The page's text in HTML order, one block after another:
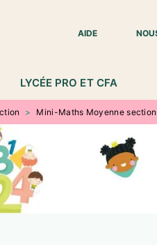
AIDE
LYCÉE PRO ET CFA
> Mini-Maths Moyenne